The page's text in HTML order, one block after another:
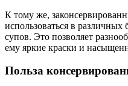
К тому же,
использоваться в различных
супов. Это позволяет
ему яркие краски и
Польза